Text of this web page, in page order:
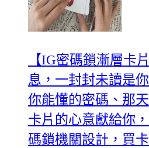
【IG密碼鎖漸層卡
息，一封封未讀是
你能懂的密碼、那
卡片的心意獻給你
碼鎖機關設計，買